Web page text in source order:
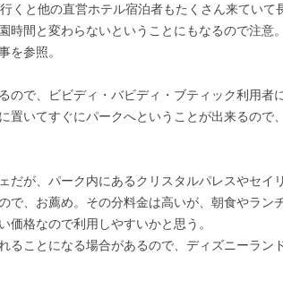
くと他の直営ホテル宿泊者もたくさん来ていて
間と変わらないということにもなるので注意。
を参照。
ので、ビビディ・バビディ・ブティック利用者
置いてすぐにパークへということが出来るので
だが、パーク内にあるクリスタルパレスやセイ
で、お薦め。その分料金は高いが、朝食やラン
価格なので利用しやすいかと思う。
ることになる場合があるので、ディズニーラン